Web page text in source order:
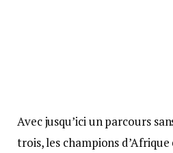
Avec jusqu’ici un parcours
trois, les champions